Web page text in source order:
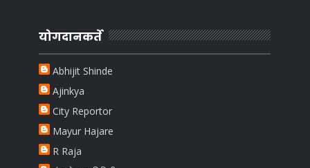
योगदानकर्ते
Abhijit Shinde
Ajinkya
City Reportor
Mayur Hajare
R Raja